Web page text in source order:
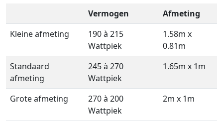
Vermogen
Afmeting
Kleine afmeting
190 à 215
Wattpiek
1.58m x
0.81m
Standaard
afmeting
245 à 270
Wattpiek
1.65m x 1m
Grote afmeting
270 à 200
Wattpiek
2m x 1m